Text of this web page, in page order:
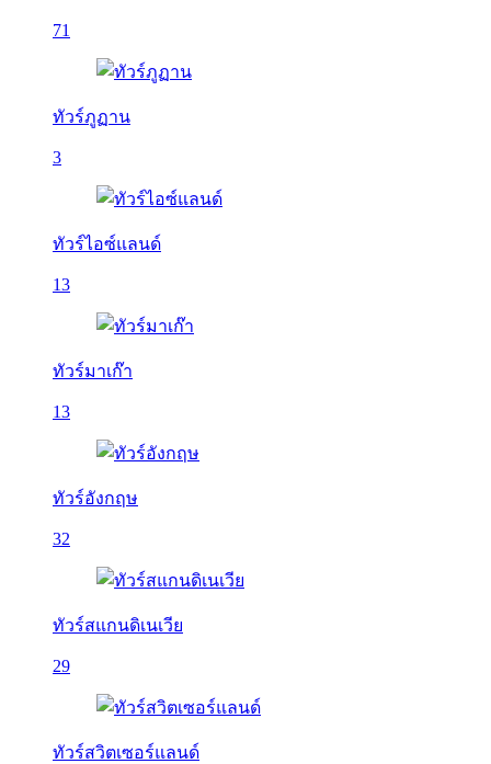
71
ทัวร์ภูฏาน
3
ทัวร์ไอซ์แลนด์
13
ทัวร์มาเก๊า
13
ทัวร์อังกฤษ
32
ทัวร์สแกนดิเนเวีย
29
ทัวร์สวิตเซอร์แลนด์